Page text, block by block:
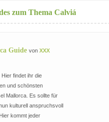
zum Thema Calviá
Guide von XXX
findet ihr die
und schönsten
Mallorca. Es sollte für
kulturell anspruchsvoll
kommt jeder